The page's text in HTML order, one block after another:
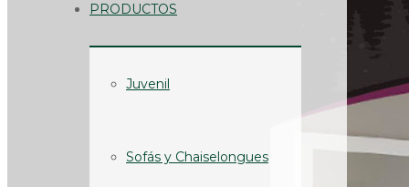
PRODUCTOS
Juvenil
Sofás y Chaiselongues